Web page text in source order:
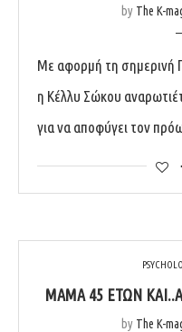
by The K-
Με αφορμή τη σημερινή
η Κέλλυ Σώκου
για να αποφύγει τον
ΜΑΜΆ 45 ΕΤΏΝ
by The K-